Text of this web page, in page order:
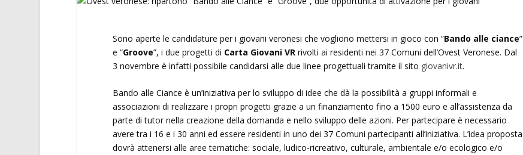
Sono aperte le candidature per i giovani veronesi che vogliono mettersi in gioco con “Bando alle ciance”
e “Groove”, i due progetti di Carta Giovani VRrivolti ai residenti nei 37 Comuni dell’Ovest Veronese. Dal
3 novembre è infatti possibile candidarsi alle due linee progettuali tramite il sito giovanivr.it.
Bando alle Ciance è un’iniziativa per lo sviluppo di idee che dà la possibilità a gruppi informali e
associazioni di realizzare i propri progetti grazie a un finanziamento fino a 1500 euro e all’assistenza da
parte di tutor nella creazione della domanda e nello sviluppo delle azioni. Per partecipare è necessario
avere tra i 16 e i 30 anni ed essere residenti in uno dei 37 Comuni partecipanti all’iniziativa. L’idea proposta
dovrà attenersi alle aree tematiche: sociale, ludico-ricreativo, culturale, ambientale e/o ecologico e/o